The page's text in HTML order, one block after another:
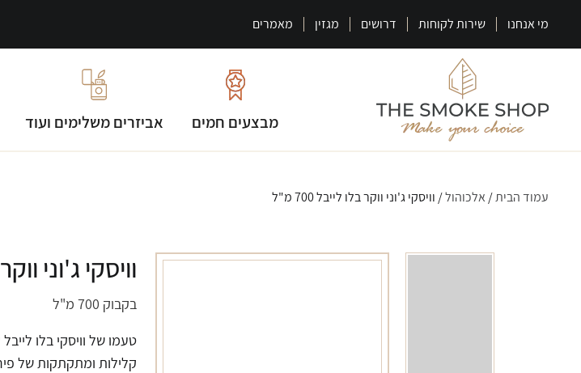
מי אנחנו שירות לקוחות דרושים מגזין מאמרים
מבצעים חמים אביזרים משלימים ועוד
עמוד הבית/ אלכוהול/ וויסקי ג'וני ווקר בלו לייבל 700 מ"ל
וויסקי ג'וני ווקר
בקבוק 700 מ"ל
טעמו של וויסקי בלו
קלילות ומתקתקות של